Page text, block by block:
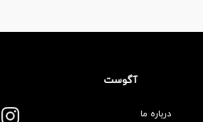
آگوست
درباره ما